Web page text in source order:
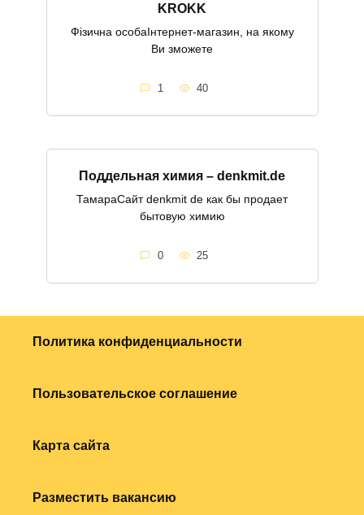
KROKK
Фізична особаІнтернет-магазин, на якому
Ви зможете
1 40
Поддельная химия – denkmit.de
ТамараСайт denkmit de как бы продает
бытовую химию
0 25
Политика конфиденциальности
Пользовательское соглашение
Карта сайта
Разместить вакансию